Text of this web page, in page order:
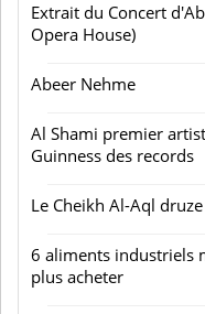
Extrait du Concert
Opera House)
Abeer Nehme
Al Shami premier
Guinness des records
Le Cheikh Al-Aql
6 aliments industriels
plus acheter